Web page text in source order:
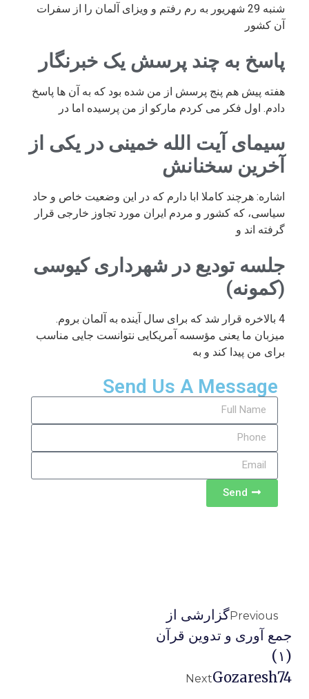
شنبه 29 شهریور به رم رفتم و ویزای آلمان را از سفرات
آن کشور
پاسخ به چند پرسش یک خبرنگار
هفته پیش هم پنج پرسش از من شده بود که به آن ها پاسخ
دادم. اول فکر می کردم مارکو از من پرسیده اما در
سیمای آیت الله خمینی در یکی از
آخرین سخنانش
اشاره: هرچند کاملا ابا دارم که در این وضعیت خاص و حاد
سیاسی، که کشور و مردم ایران مورد تجاوز خارجی قرار
گرفته اند و
جلسه تودیع در شهرداری کیوسی
(کمونه)
4 بالاخره قرار شد که برای سال آینده به آلمان بروم.
میزبان ما یعنی مؤسسه آمریکایی نتوانست جایی مناسب
برای من پیدا کند و به
Send Us A Message
Send
Previousگزارشی از
جمع آوری و تدوین قرآن
NextGozaresh74